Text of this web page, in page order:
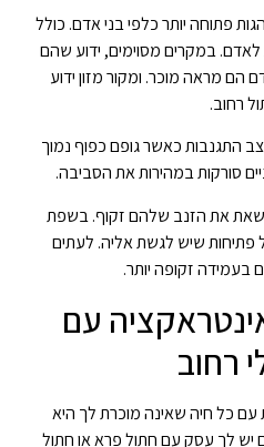
פתוחה יותר כלפי בני אדם. כולל
לאדם. במקרים מסוימים, ידוע שהם
הם מראה מוכר. ומקור מזון ידוע
רחוב.
התגנבות כאשר גופם כפוף נמוך
סורקות במהירות את הסביבה.
לשאת את הזנב שלהם זקוף. בשפת
פתיחות שיש לגשת אליה. לעתים
בעמידה זקופה יותר.
עם
רחוב
כל חיה שאינה מוכרת לך היא
יש לך עסק עם חתול פרא או חתול